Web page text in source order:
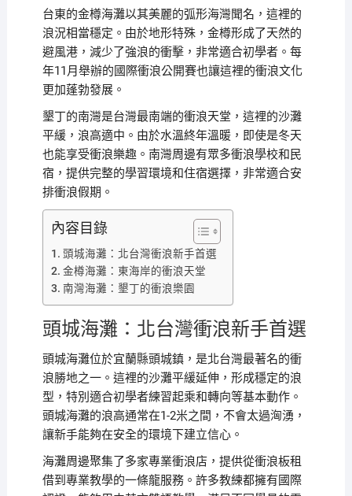
台東的金樽海灘以其美麗的弧形海灣聞名，這裡的
浪況相當穩定。由於地形特殊，金樽形成了天然的
避風港，減少了強浪的衝擊，非常適合初學者。每
年11月舉辦的國際衝浪公開賽也讓這裡的衝浪文化
更加蓬勃發展。
墾丁的南灣是台灣最南端的衝浪天堂，這裡的沙灘
平緩，浪高適中。由於水溫終年溫暖，即使是冬天
也能享受衝浪樂趣。南灣周邊有眾多衝浪學校和民
宿，提供完整的學習環境和住宿選擇，非常適合安
排衝浪假期。
內容目錄
頭城海灘：北台灣衝浪新手首選
金樽海灘：東海岸的衝浪天堂
南灣海灘：墾丁的衝浪樂園
頭城海灘：北台灣衝浪新手首選
頭城海灘位於宜蘭縣頭城鎮，是北台灣最著名的衝
浪勝地之一。這裡的沙灘平緩延伸，形成穩定的浪
型，特別適合初學者練習起乘和轉向等基本動作。
頭城海灘的浪高通常在1-2米之間，不會太過洶湧，
讓新手能夠在安全的環境下建立信心。
海灘周邊聚集了多家專業衝浪店，提供從衝浪板租
借到專業教學的一條龍服務。許多教練都擁有國際